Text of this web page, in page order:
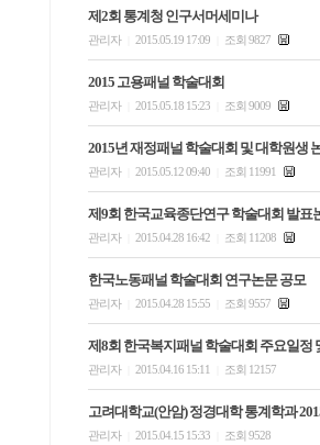
제2회 통계청 인구서머세미나
관리자 2015.05.19 17:09 조회 9827
2015 고용패널 학술대회
관리자 2015.05.18 15:23 조회 9009
2015년 재정패널 학술대회 및 대학원생
관리자 2015.05.12 09:40 조회 11991
제9회 한국교육종단연구 학술대회 발표
관리자 2015.04.28 16:42 조회 11208
한국노동패널 학술대회 연구논문 공모
관리자 2015.04.28 15:55 조회 9557
제8회 한국복지패널 학술대회 주요일정
관리자 2015.04.16 15:11 조회 12157
고려대학교(안암) 정경대학 통계학과
관리자 2015.04.15 15:33 조회 9528